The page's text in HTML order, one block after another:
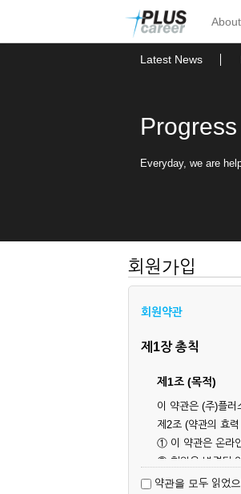
뉴
토
Latest News
Everyday, we are
회원가입
회원약관
제1장 총칙
제1조 (목적)
이 약관은 (주)플
제2조 (약관의 효
① 이 약관은 온라
② 회원은 변경된
대해 동의한 것으
약관을 모두 읽었